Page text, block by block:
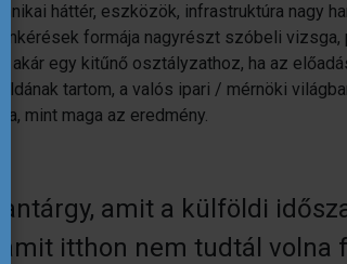
háttér, eszközök, infrastruktúra nagy
formája nagyrészt szóbeli vizsga,
akár egy kitűnő osztályzathoz, ha az
tartom, a valós ipari / mérnöki
mint maga az eredmény.
amit a külföldi
amit itthon nem tudtál volna